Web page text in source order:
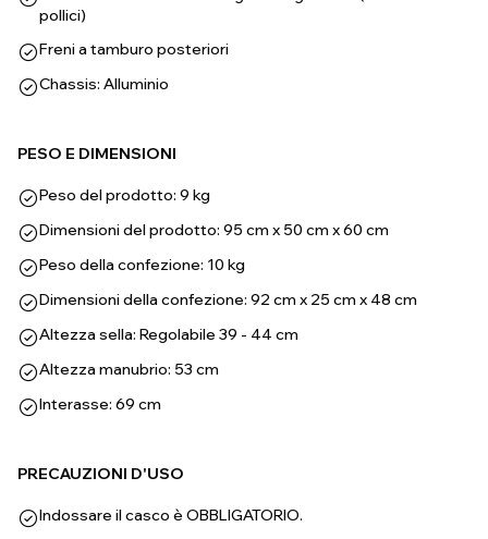
pollici)
Freni a tamburo posteriori
Chassis: Alluminio
PESO E DIMENSIONI
Peso del prodotto: 9 kg
Dimensioni del prodotto: 95 cm x 50 cm x 60 cm
Peso della confezione: 10 kg
Dimensioni della confezione: 92 cm x 25 cm x 48 cm
Altezza sella: Regolabile 39 - 44 cm
Altezza manubrio: 53 cm
Interasse: 69 cm
PRECAUZIONI D'USO
Indossare il casco è OBBLIGATORIO.